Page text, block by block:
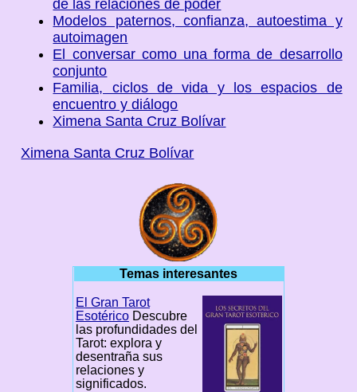
de las relaciones de poder
Modelos paternos, confianza, autoestima y
autoimagen
El conversar como una forma de desarrollo
conjunto
Familia, ciclos de vida y los espacios de
encuentro y diálogo
Ximena Santa Cruz Bolívar
Ximena Santa Cruz Bolívar
Temas interesantes
El Gran Tarot
EsotéricoDescubre
las profundidades del
Tarot: explora y
desentraña sus
relaciones y
significados.